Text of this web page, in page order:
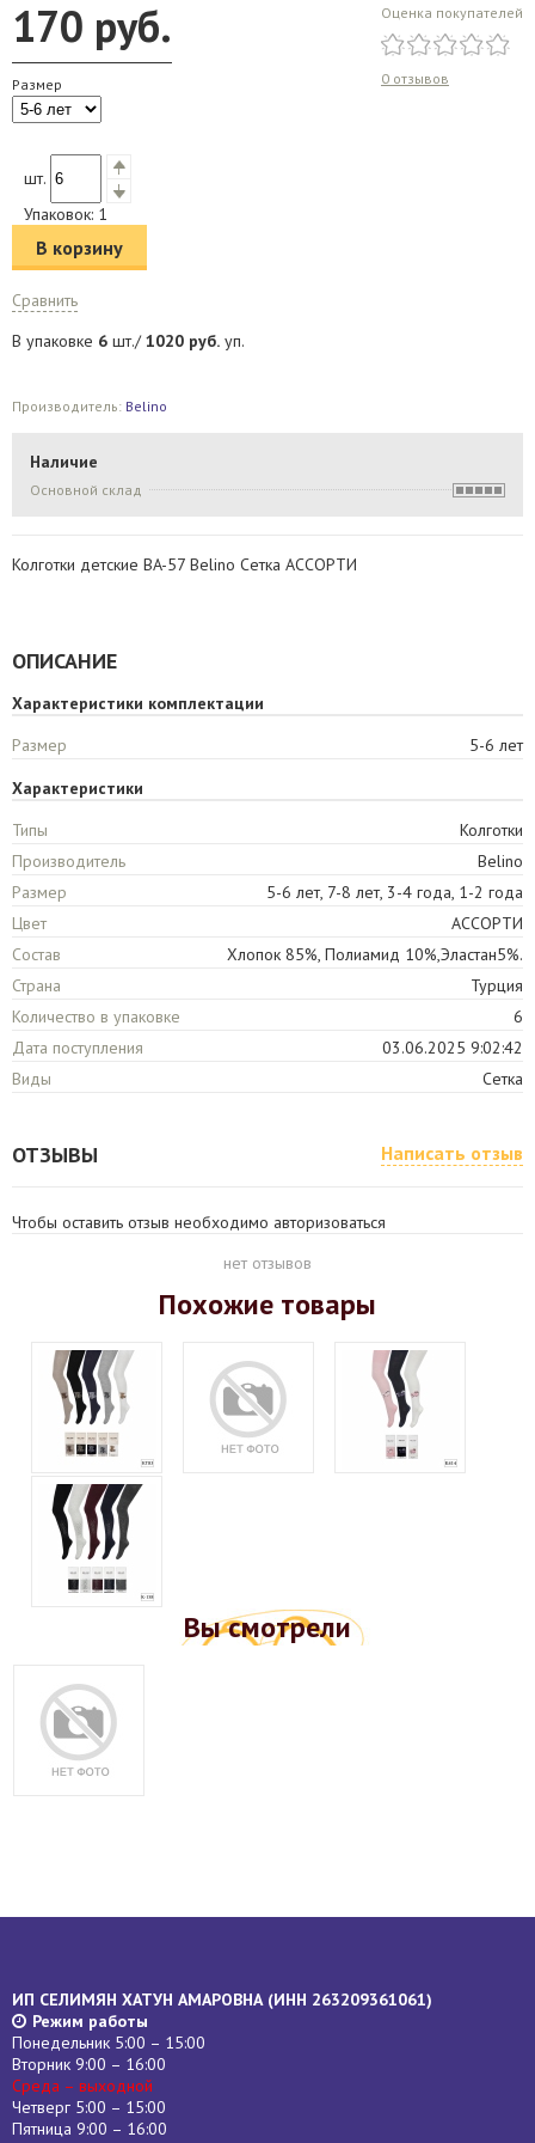
170 руб.
Размер
Оценка покупателей
0 отзывов
шт.
Упаковок: 1
В корзину
Сравнить
В упаковке 6 шт./1020 руб. уп.
Производитель: Belino
Наличие
Основной склад
Колготки детские BA-57 Belino Сетка АССОРТИ
ОПИСАНИЕ
Характеристики комплектации
Размер
5-6 лет
Характеристики
Типы
Колготки
Производитель
Belino
Размер
5-6 лет, 7-8 лет, 3-4 года, 1-2 года
Цвет
АССОРТИ
Состав
Хлопок 85%, Полиамид 10%,Эластан5%.
Страна
Турция
Количество в упаковке
6
Дата поступления
03.06.2025 9:02:42
Виды
Сетка
ОТЗЫВЫ Написать отзыв
Чтобы оставить отзыв необходимо авторизоваться
нет отзывов
Похожие товары
Вы смотрели
ИП СЕЛИМЯН ХАТУН АМАРОВНА (ИНН 263209361061)
Режим работы
Понедельник 5:00 – 15:00
Вторник 9:00 – 16:00
Среда – выходной
Четверг 5:00 – 15:00
Пятница 9:00 – 16:00